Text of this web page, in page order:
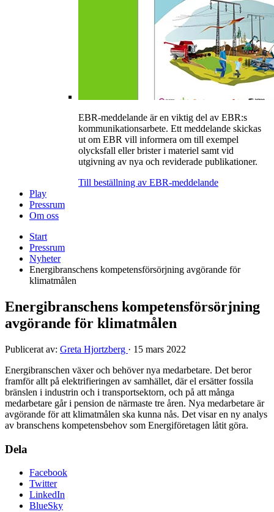
EBR-meddelande är en viktig del av EBR:s
kommunikationsarbete. Ett meddelande skickas
ut om EBR vill informera om till exempel
olycksfall eller brister i materiel samt vid
utgivning av nya och reviderade publikationer.
Till beställning av EBR-meddelande
Play
Pressrum
Om oss
Start
Pressrum
Nyheter
Energibranschens kompetensförsörjning avgörande för
klimatmålen
Energibranschens kompetensförsörjning
avgörande för klimatmålen
Publicerat av: Greta Hjortzberg · 15 mars 2022
Energibranschen växer och behöver nya medarbetare. Det beror
framför allt på elektrifieringen av samhället, där el ersätter fossila
bränslen i industrin och i transportsektorn, och på att många
medarbetare går i pension de närmaste tre åren. Nya medarbetare är
avgörande för att klimatmålen ska kunna nås. Det visar en ny analys
av branschens kompetensbehov som Energiföretagen låtit göra.
Dela
Facebook
Twitter
LinkedIn
BlueSky